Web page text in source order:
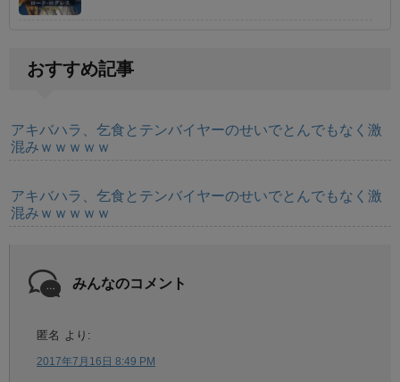
おすすめ記事
アキバハラ、乞食とテンバイヤーのせいでとんでもなく激
混みｗｗｗｗｗ
アキバハラ、乞食とテンバイヤーのせいでとんでもなく激
混みｗｗｗｗｗ
みんなのコメント
匿名 より:
2017年7月16日 8:49 PM